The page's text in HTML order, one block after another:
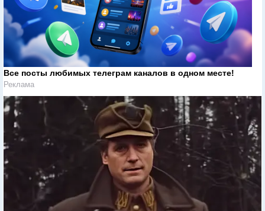
Все посты любимых телеграм каналов в одном месте!
Реклама